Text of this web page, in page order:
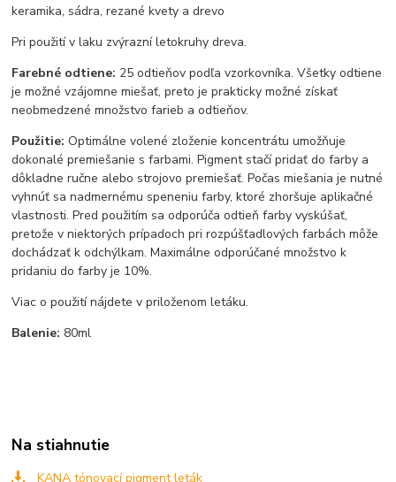
keramika, sádra, rezané kvety a drevo
Pri použití v laku zvýrazní letokruhy dreva.
Farebné odtiene: 25 odtieňov podľa vzorkovníka. Všetky odtiene
je možné vzájomne miešať, preto je prakticky možné získať
neobmedzené množstvo farieb a odtieňov.
Použitie: Optimálne volené zloženie koncentrátu umožňuje
dokonalé premiešanie s farbami. Pigment stačí pridať do farby a
dôkladne ručne alebo strojovo premiešať. Počas miešania je nutné
vyhnúť sa nadmernému speneniu farby, ktoré zhoršuje aplikačné
vlastnosti. Pred použitím sa odporúča odtieň farby vyskúšať,
pretože v niektorých prípadoch pri rozpúšťadlových farbách môže
dochádzať k odchýlkam. Maximálne odporúčané množstvo k
pridaniu do farby je 10%.
Viac o použití nájdete v priloženom letáku.
Balenie: 80ml
Na stiahnutie
KANA tónovací pigment leták